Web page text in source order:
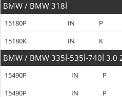
BMW / BMW 318İ
15180P IN P
15180K
IN K
BMW / BMW 335İ-535İ-740İ 3.0
15490P IN P
15490P
IN P